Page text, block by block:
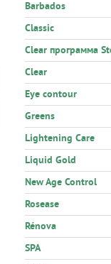
Barbados
Classic
Clear программа
Clear
Eye contour
Greens
Lightening Care
Liquid Gold
New Age Control
Rosease
Rénova
SPA